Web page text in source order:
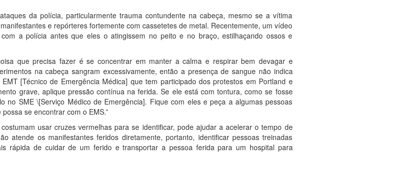
da polícia, particularmente trauma contundente na cabeça, mesmo se a vítima
e repórteres fortemente com cassetetes de metal. Recentemente, um vídeo
a polícia antes que eles o atingissem no peito e no braço, estilhaçando ossos e
que precisa fazer é se concentrar em manter a calma e respirar bem devagar e
na cabeça sangram excessivamente, então a presença de sangue não indica
[Técnico de Emergência Médica] que tem participado dos protestos em Portland e
grave, aplique pressão contínua na ferida. Se ele está com tontura, como se fosse
no SME \[Serviço Médico de Emergência]. Fique com eles e peça a algumas pessoas
se encontrar com o EMS.”
usar cruzes vermelhas para se identificar, pode ajudar a acelerar o tempo de
atende os manifestantes feridos diretamente, portanto, identificar pessoas treinadas
rápida de cuidar de um ferido e transportar a pessoa ferida para um hospital para